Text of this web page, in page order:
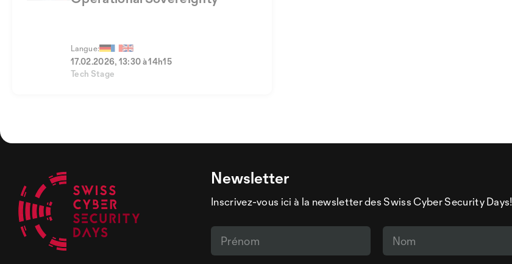
Langue:
17.02.2026, 13:30 à 14h15
Tech Stage
Newsletter
Inscrivez-vous ici à la newsletter des Swiss Cyber Security Days!